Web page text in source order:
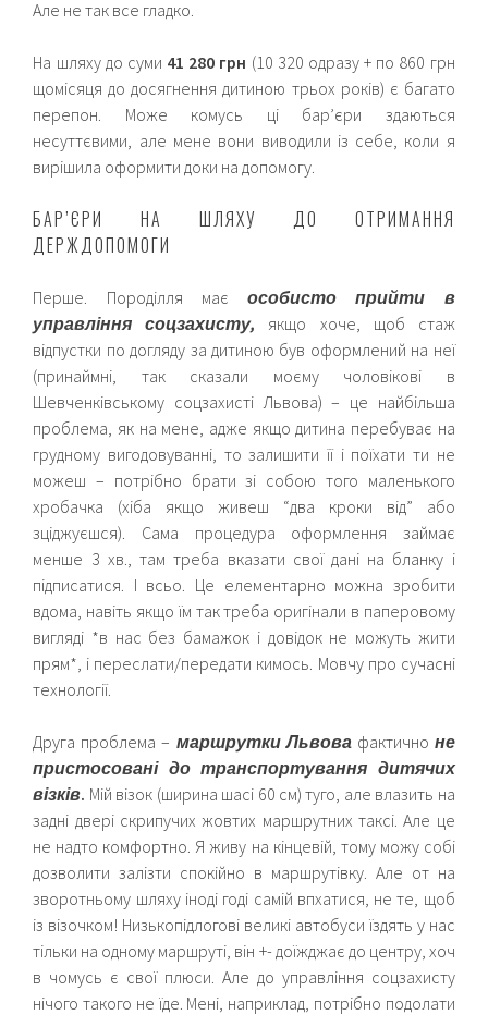
Але не так все гладко.
На шляху до суми 41 280 грн (10 320 одразу + по 860 грн
щомісяця до досягнення дитиною трьох років) є багато
перепон. Може комусь ці бар’єри здаються
несуттєвими, але мене вони виводили із себе, коли я
вирішила оформити доки на допомогу.
БАР’ЄРИ НА ШЛЯХУ ДО ОТРИМАННЯ
ДЕРЖДОПОМОГИ
Перше. Породілля маєособисто прийти в
управління соцзахисту, якщо хоче, щоб стаж
відпустки по догляду за дитиною був оформлений на неї
(принаймні, так сказали моєму чоловікові в
Шевченківському соцзахисті Львова) – це найбільша
проблема, як на мене, адже якщо дитина перебуває на
грудному вигодовуванні, то залишити її і поїхати ти не
можеш – потрібно брати зі собою того маленького
хробачка (хіба якщо живеш “два кроки від” або
зціджуєшся). Сама процедура оформлення займає
менше 3 хв., там треба вказати свої дані на бланку і
підписатися. І всьо. Це елементарно можна зробити
вдома, навіть якщо їм так треба оригінали в паперовому
вигляді *в нас без бамажок і довідок не можуть жити
прям*, і переслати/передати кимось. Мовчу про сучасні
технології.
Друга проблема – маршрутки Львова фактично не
пристосовані до транспортування дитячих
візків. Мій візок (ширина шасі 60 см) туго, але влазить на
задні двері скрипучих жовтих маршрутних таксі. Але це
не надто комфортно. Я живу на кінцевій, тому можу собі
дозволити залізти спокійно в маршрутівку. Але от на
зворотньому шляху іноді годі самій впхатися, не те, щоб
із візочком! Низькопідлогові великі автобуси їздять у нас
тільки на одному маршруті, він +- доїжджає до центру, хоч
в чомусь є свої плюси. Але до управління соцзахисту
нічого такого не їде. Мені, наприклад, потрібно подолати